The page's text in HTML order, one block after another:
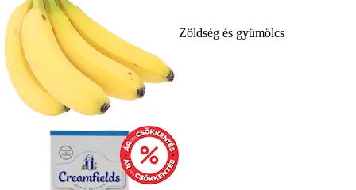
Zöldség és gyümölcs